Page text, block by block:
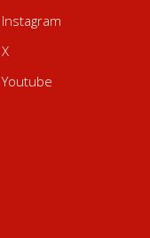
Instagram
X
Youtube